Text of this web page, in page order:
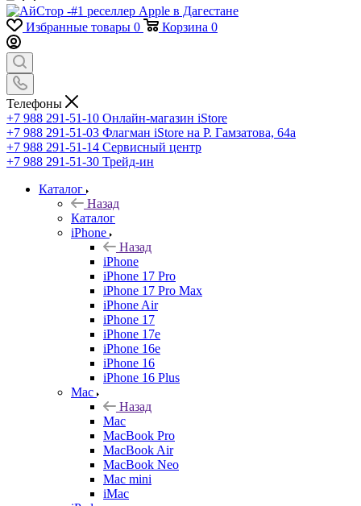
Избранные товары 0 Корзина 0
Телефоны
+7 988 291-51-10 Онлайн-магазин iStore
+7 988 291-51-03 Флагман iStore на Р. Гамзатова, 64а
+7 988 291-51-14 Сервисный центр
+7 988 291-51-30 Трейд-ин
Каталог
Назад
Каталог
iPhone
Назад
iPhone
iPhone 17 Pro
iPhone 17 Pro Max
iPhone Air
iPhone 17
iPhone 17e
iPhone 16e
iPhone 16
iPhone 16 Plus
Mac
Назад
Mac
MacBook Pro
MacBook Air
MacBook Neo
Mac mini
iMac